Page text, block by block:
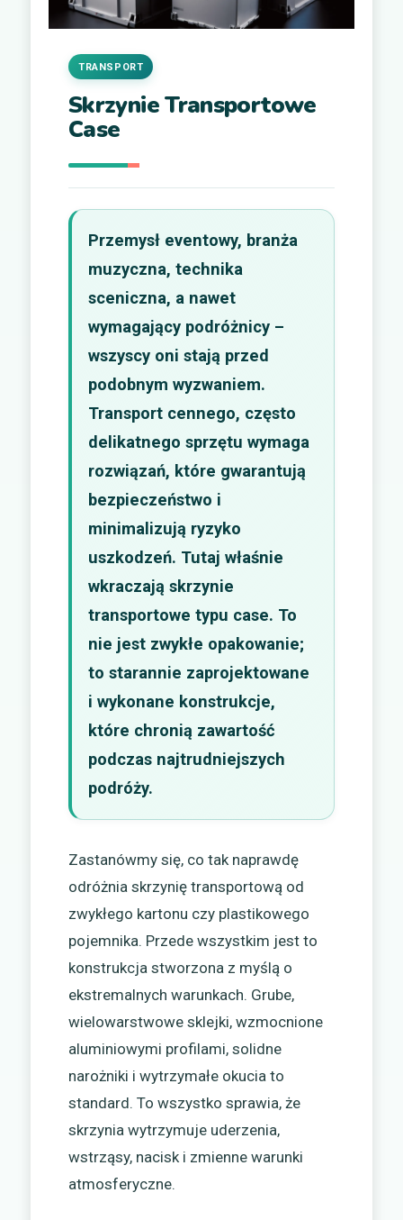
Skrzynie Transportowe
Case
TRANSPORT
Przemysł eventowy, branża
muzyczna, technika
sceniczna, a nawet
wymagający podróżnicy –
wszyscy oni stają przed
podobnym wyzwaniem.
Transport cennego, często
delikatnego sprzętu wymaga
rozwiązań, które gwarantują
bezpieczeństwo i
minimalizują ryzyko
uszkodzeń. Tutaj właśnie
wkraczają skrzynie
transportowe typu case. To
nie jest zwykłe opakowanie;
to starannie zaprojektowane
i wykonane konstrukcje,
które chronią zawartość
podczas najtrudniejszych
podróży.
Zastanówmy się, co tak naprawdę
odróżnia skrzynię transportową od
zwykłego kartonu czy plastikowego
pojemnika. Przede wszystkim jest to
konstrukcja stworzona z myślą o
ekstremalnych warunkach. Grube,
wielowarstwowe sklejki, wzmocnione
aluminiowymi profilami, solidne
narożniki i wytrzymałe okucia to
standard. To wszystko sprawia, że
skrzynia wytrzymuje uderzenia,
wstrząsy, nacisk i zmienne warunki
atmosferyczne.